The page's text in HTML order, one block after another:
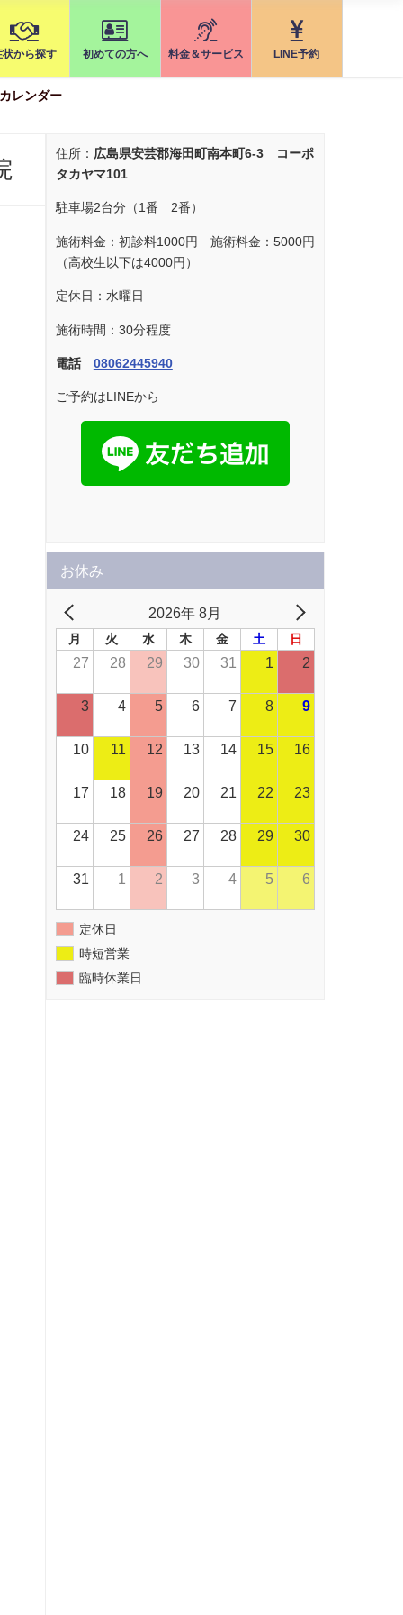
状から探す 初めての方へ 料金＆サービス LINE予約
レンダー
住所： 広島県安芸郡海田町南本町6-3 コーポ
タカヤマ101
駐車場2台分（1番 2番）
施術料金：初診料1000円 施術料金：5000円
（高校生以下は4000円）
定休日：水曜日
施術時間：30分程度
電話 08062445940
ご予約はLINEから
お休み
2026年 8月
月 火 水 木 金 土 日
27 28 29 30 31 1 2
3 4 5 6 7 8 9
10 11 12 13 14 15 16
17 18 19 20 21 22 23
24 25 26 27 28 29 30
31 1 2 3 4 5 6
定休日
時短営業
臨時休業日